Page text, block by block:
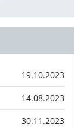
19.10.2023
14.08.2023
30.11.2023